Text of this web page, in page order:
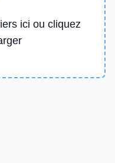
ici ou cliquez